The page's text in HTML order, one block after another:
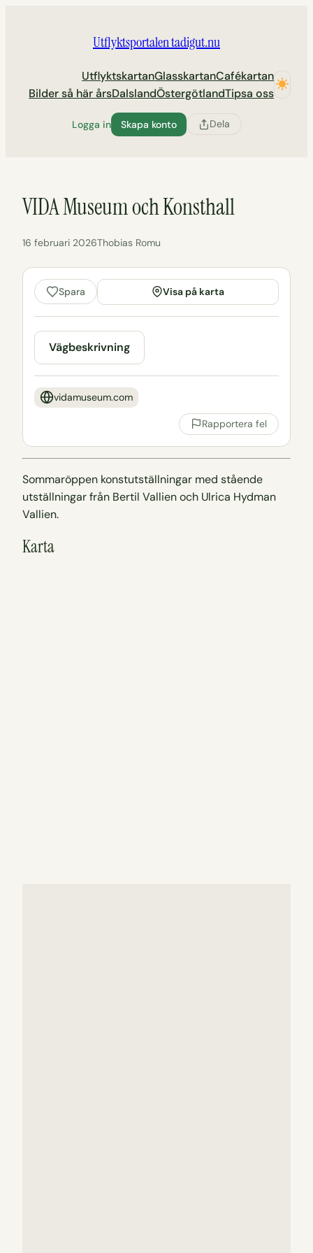
Utflyktsportalen tadigut.nu
UtflyktskartanGlasskartanCafékartan
Bilder så här årsDalslandÖstergötlandTipsa oss
Logga in Skapa konto Dela
VIDA Museum och Konsthall
16 februari 2026Thobias Romu
Spara Visa på karta
Vägbeskrivning
vidamuseum.com
Rapportera fel
Sommaröppen konstutställningar med stående
utställningar från Bertil Vallien och Ulrica Hydman
Vallien.
Karta